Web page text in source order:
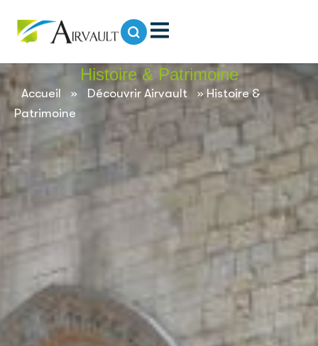
Histoire & Patrimoine
Accueil » Découvrir Airvault » Histoire &
Patrimoine